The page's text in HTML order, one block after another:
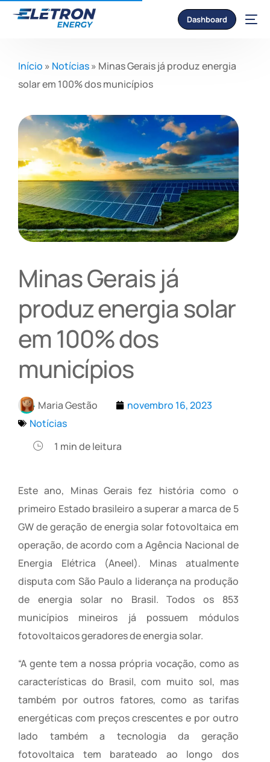
Dashboard
Início » Notícias» Minas Gerais já produz energia
solar em 100% dos municípios
Minas Gerais já
produz energia solar
em 100% dos
municípios
Maria Gestão
novembro 16, 2023
Notícias
1 min de leitura
Este ano, Minas Gerais fez história como o
primeiro Estado brasileiro a superar a marca de 5
GW de geração de energia solar fotovoltaica em
operação, de acordo com a Agência Nacional de
Energia Elétrica (Aneel). Minas atualmente
disputa com São Paulo a liderança na produção
de energia solar no Brasil. Todos os 853
municípios mineiros já possuem módulos
fotovoltaicos geradores de energia solar.
“A gente tem a nossa própria vocação, como as
características do Brasil, com muito sol, mas
também por outros fatores, como as tarifas
energéticas com preços crescentes e por outro
lado também a tecnologia da geração
fotovoltaica tem barateado ao longo dos